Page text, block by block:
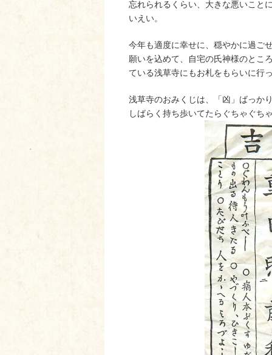
忘れられるくらい、大きな悪いこと
いえい。
今年も適度に幸せに、穏やかに過ご
願いを込めて、自宅の氏神様のとこ
ている浅草寺にもお札をもらいに行
浅草寺のおみくじは、「凶」ばっか
しばらく持ち歩いてたらぐちゃぐち